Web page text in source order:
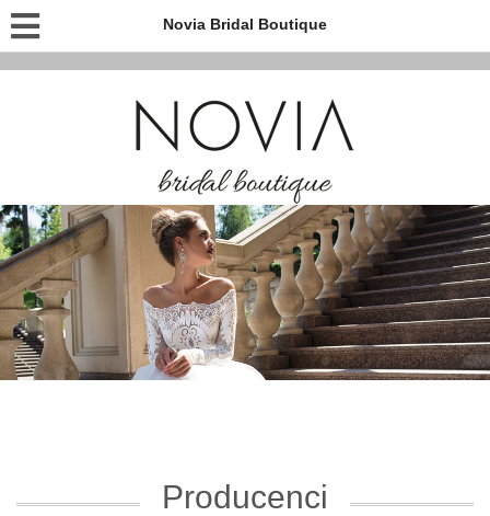
Novia Bridal Boutique
Producenci